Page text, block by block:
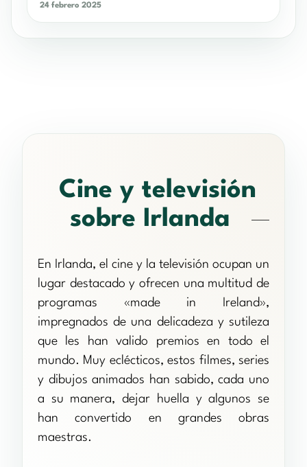
24 febrero 2025
Cine y televisión
sobre Irlanda
En Irlanda, el cine y la televisión ocupan un
lugar destacado y ofrecen una multitud de
programas «made in Ireland»,
impregnados de una delicadeza y sutileza
que les han valido premios en todo el
mundo. Muy eclécticos, estos filmes, series
y dibujos animados han sabido, cada uno
a su manera, dejar huella y algunos se
han convertido en grandes obras
maestras.